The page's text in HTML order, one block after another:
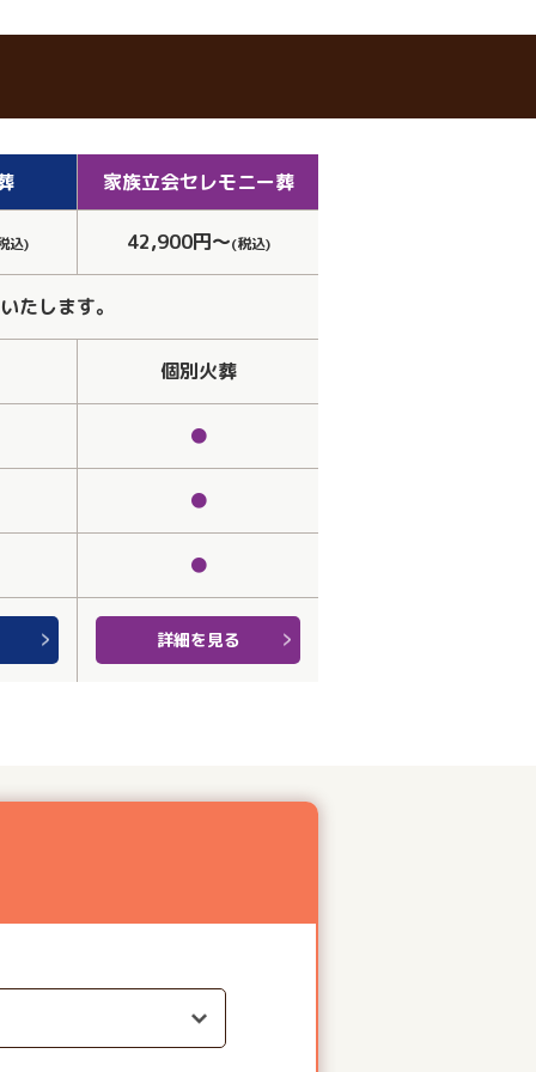
家族立会セレモニー葬
込) 42,900円～(税込)
たします。
個別火葬
●
●
●
詳細を見る